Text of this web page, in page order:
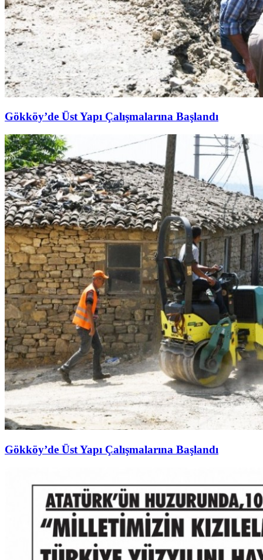
Gökköy’de Üst Yapı Çalışmalarına Başlandı
Gökköy’de Üst Yapı Çalışmalarına Başlandı